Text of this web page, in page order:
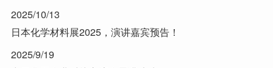
2025/10/13
日本化学材料展2025，演讲嘉宾预告！
2025/9/19